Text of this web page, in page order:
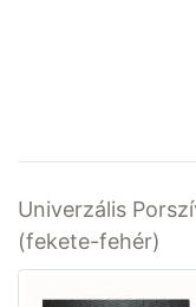
Univerzális
(fekete-fehér)